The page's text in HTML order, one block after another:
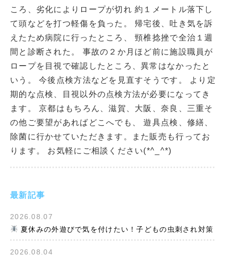
最新記事
2026.08.07
夏休みの外遊びで気を付けたい！子どもの虫刺され対策
2026.08.04
ころ、劣化によりロープが切れ 約１メートル落下し
て頭などを打つ軽傷を負った。 帰宅後、吐き気を訴
えたため病院に行ったところ、 頸椎捻挫で全治１週
間と診断された。 事故の２か月ほど前に施設職員が
ロープを目視で確認したところ、異常はなかったと
いう。 今後点検方法などを見直すそうです。 より定
期的な点検、目視以外の点検方法が必要になってき
ます。 京都はもちろん、滋賀、大阪、奈良、三重そ
の他ご要望があればどこへでも、 遊具点検、修繕、
除菌に行かせていただきます。また販売も行ってお
ります。 お気軽にご相談ください(*^_^*)